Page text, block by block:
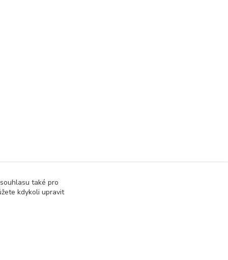
také pro
kdykoli upravit